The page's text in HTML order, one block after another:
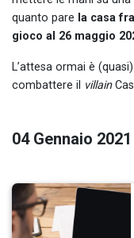
quanto pare la casa
gioco al 26 maggio
L’attesa ormai è
combattere il villain
04 Gennaio 2021